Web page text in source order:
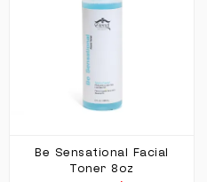
Be Sensational Facial
Toner 8oz